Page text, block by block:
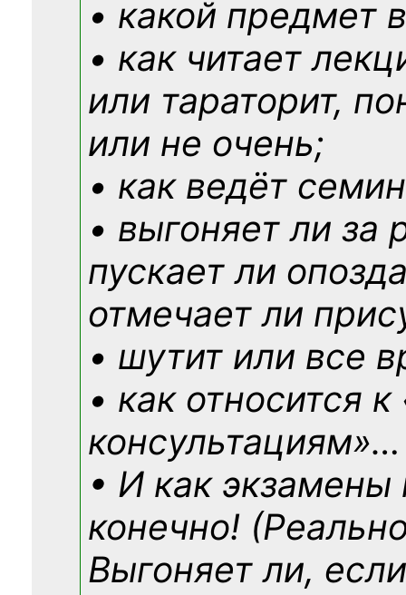
• какой предмет
• как читает
или тараторит,
или не очень;
• как ведёт
• выгоняет ли за
пускает ли
отмечает ли
• шутит или все
• как относится
консультациям»…
• И как экзамены
конечно!
Выгоняет ли,